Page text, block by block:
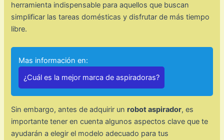
herramienta indispensable para aquellos que buscan
simplificar las tareas domésticas y disfrutar de más tiempo
libre.
Mas información en:
¿Cuál es la mejor marca de aspiradoras?
Sin embargo, antes de adquirir un robot aspirador, es
importante tener en cuenta algunos aspectos clave que te
ayudarán a elegir el modelo adecuado para tus